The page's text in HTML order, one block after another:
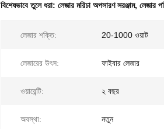
বিশেষভাবে তুলে ধরা: লেজার মরিচা অপসারণ সরঞ্জাম, লেজার
লেজার শক্তি: 20-1000 ওয়াট
লেজারের উৎস: ফাইবার লেজার
ওয়ারেন্টি: ২ বছর
অবস্থা: নতুন